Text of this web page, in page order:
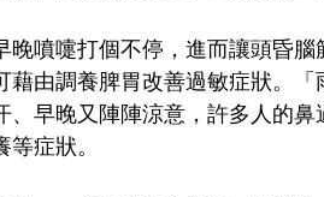
晚噴嚏打個不停，進而讓頭昏
由調養脾胃改善過敏症狀。「
早晚又陣陣涼意，許多人的鼻
症狀。